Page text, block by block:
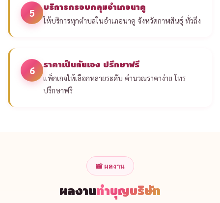
5 บริการครอบคลุมอำเภอนาคู
ให้บริการทุกตำบลในอำเภอนาคู จังหวัดกาฬสินธุ์ ทั่วถึง
6 ราคาเป็นกันเอง ปรึกษาฟรี
แพ็กเกจให้เลือกหลายระดับ คำนวณราคาง่าย โทร
ปรึกษาฟรี
📸 ผลงาน
ผลงานทำบุญบริษัท